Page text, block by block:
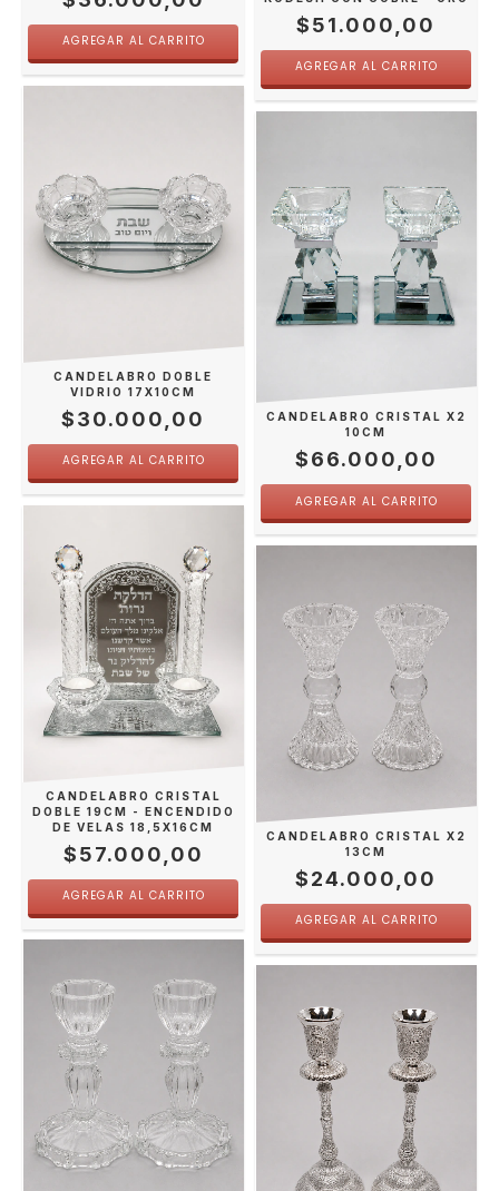
$51.000,00
CANDELABRO DOBLE
VIDRIO 17X10CM
$30.000,00
CANDELABRO CRISTAL X2
10CM
$66.000,00
CANDELABRO CRISTAL
DOBLE 19CM - ENCENDIDO
DE VELAS 18,5X16CM
$57.000,00
CANDELABRO CRISTAL X2
13CM
$24.000,00